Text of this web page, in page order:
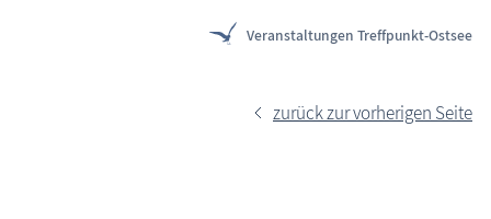
Veranstaltungen Treffpunkt-Ostsee
zurück zur vorherigen Seite